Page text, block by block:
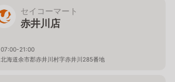
セイコーマート
赤井川店
07:00-21:00
北海道余市郡赤井川村字赤井川285番地